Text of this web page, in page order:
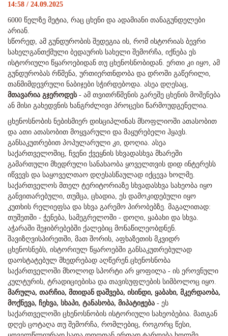
14:58 / 24.09.2025
6000 წელზე მეტია, რაც ცხენი და ადამიანი თანაგუნდელები
არიან.
სწორედ, ამ გუნდურობის შედეგია ის, რომ ისტორიას ბევრი
სახელგანთქმული ბედაურის სახელი შემორჩა, იქნება ეს
ისტორიული წყაროებიდან თუ ცხენოსნობიდან. ერთი კი იყო, ამ
გუნდურობას რწმენა, ურთიერთნდობა და დროში გაწერილი,
თანმიმდევრული ნაბიჯები სჭირდებოდა. ასეა დღესაც,
მთავარია გჯეროდეს - ამ თვითრწმენის გარეშე ცხენის მოშენება
ან მისი გახედვნის ხანგრძლივი პროცესი წარმოუდგენელია.
ცხენოსნობის ნებისმიერ დისციპლინას მსოფლიოში ათასობით
და ათი ათასობით მოყვარული და მაყურებელი ჰყავს.
განსაკუთრებით პოპულარული კი, დოღია. ასეა
საქართველოშიც, ჩვენი ქვეყნის სხვადასხვა მხარეში
გამართული მხედრული სანახაობა ყოველთვის დიდ ინტერესს
იწვევს და საყოველთაო დღესასწაულად იქცევა ხოლმე.
საქართველოს მთელ ტერიტორიაზე სხვადასხვა სახეობა იყო
განვითარებული, თუმცა, ცხადია, ეს დამოკიდებული იყო
კუთხის რელიეფსა და სხვა გარემო პირობებზე. მაგალითად:
თუშეთში - ჭენება, სამეგრელოში - დოღი, ყაბახი და სხვა.
აჭარაში შეჯიბრებებში ქალებიც მონაწილეობდნენ.
შავიზღვისპირეთში, მათ შორის, აფხაზეთის მკვიდრ
ცხენოსნებს, ისტორიულ წყაროებში განსაკუთრებულად
დაოსტატებულ მხედრებად აღწერენ.ცხენოსნობა
საქართველოში მხოლოდ სპორტი არ ყოფილა - ის ეროვნული
კულტურის, ტრადიციებისა და თავისუფლების სიმბოლოც იყო.
მარულა, თარჩია, მთიდან დაშვება, ისინდი, ყაბახი, მკერდაობა,
მოქნევა, ჩეხვა, სხაპი, ტანასობა, მიპატიჟება - ეს
საქართველოში ცხენოსნობის ისტორიული სახეობებია. მათგან
დღეს ცოტაღა თუ შემორჩა, რომლებიც, როგორც წესი,